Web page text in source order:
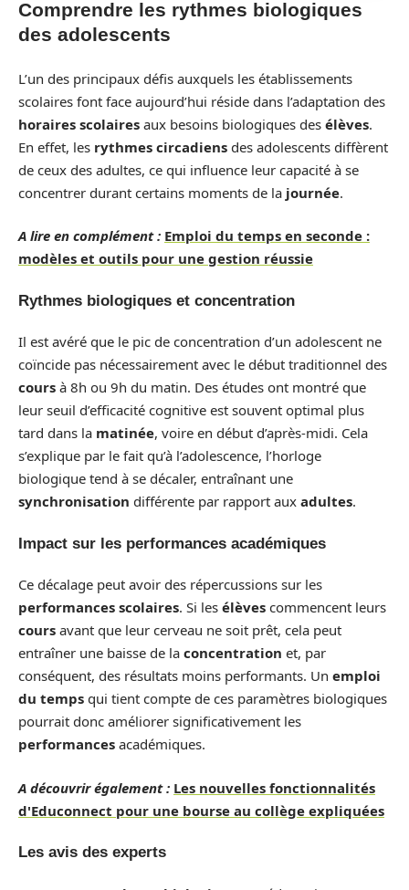
Comprendre les rythmes biologiques
des adolescents
L’un des principaux défis auxquels les établissements
scolaires font face aujourd’hui réside dans l’adaptation des
horaires scolaires aux besoins biologiques des élèves.
En effet, les rythmes circadiens des adolescents diffèrent
de ceux des adultes, ce qui influence leur capacité à se
concentrer durant certains moments de la journée.
A lire en complément : Emploi du temps en seconde :
modèles et outils pour une gestion réussie
Rythmes biologiques et concentration
Il est avéré que le pic de concentration d’un adolescent ne
coïncide pas nécessairement avec le début traditionnel des
cours à 8h ou 9h du matin. Des études ont montré que
leur seuil d’efficacité cognitive est souvent optimal plus
tard dans la matinée, voire en début d’après-midi. Cela
s’explique par le fait qu’à l’adolescence, l’horloge
biologique tend à se décaler, entraînant une
synchronisation différente par rapport aux adultes.
Impact sur les performances académiques
Ce décalage peut avoir des répercussions sur les
performances scolaires. Si les élèves commencent leurs
cours avant que leur cerveau ne soit prêt, cela peut
entraîner une baisse de la concentration et, par
conséquent, des résultats moins performants. Un emploi
du temps qui tient compte de ces paramètres biologiques
pourrait donc améliorer significativement les
performances académiques.
A découvrir également : Les nouvelles fonctionnalités
d'Educonnect pour une bourse au collège expliquées
Les avis des experts